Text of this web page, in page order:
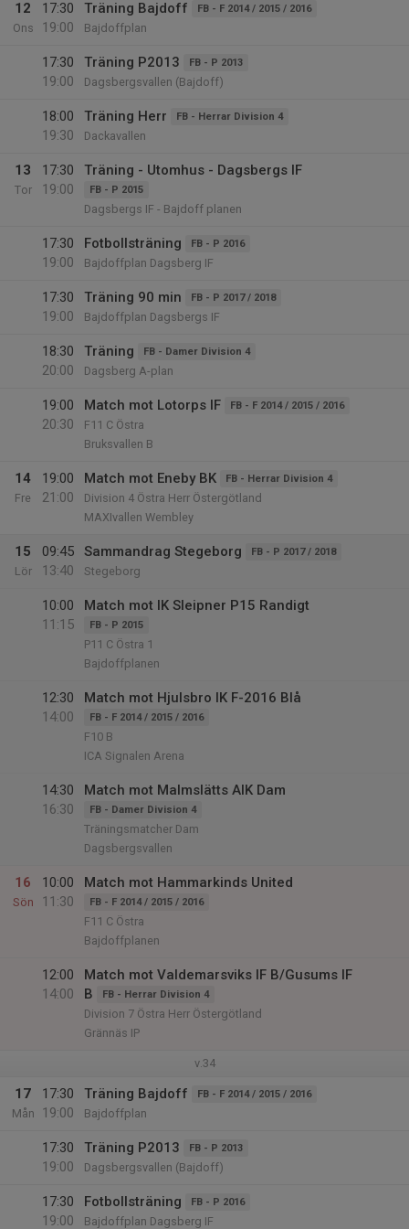
12
Ons
17:30
19:00
Träning Bajdoff FB - F 2014 / 2015 / 2016
Bajdoffplan
17:30
19:00
Träning P2013 FB - P 2013
Dagsbergsvallen (Bajdoff)
18:00
19:30
Träning Herr FB - Herrar Division 4
Dackavallen
13
Tor
17:30
19:00
Träning - Utomhus - Dagsbergs IF
FB - P 2015
Dagsbergs IF - Bajdoff planen
17:30
19:00
Fotbollsträning FB - P 2016
Bajdoffplan Dagsberg IF
17:30
19:00
Träning 90 min FB - P 2017 / 2018
Bajdoffplan Dagsbergs IF
18:30
20:00
Träning FB - Damer Division 4
Dagsberg A-plan
19:00
20:30
Match mot Lotorps IF FB - F 2014 / 2015 / 2016
F11 C Östra
Bruksvallen B
14
Fre
19:00
21:00
Match mot Eneby BK FB - Herrar Division 4
Division 4 Östra Herr Östergötland
MAXIvallen Wembley
15
Lör
09:45
13:40
Sammandrag Stegeborg FB - P 2017 / 2018
Stegeborg
10:00
11:15
Match mot IK Sleipner P15 Randigt
FB - P 2015
P11 C Östra 1
Bajdoffplanen
12:30
14:00
Match mot Hjulsbro IK F-2016 Blå
FB - F 2014 / 2015 / 2016
F10 B
ICA Signalen Arena
14:30
16:30
Match mot Malmslätts AIK Dam
FB - Damer Division 4
Träningsmatcher Dam
Dagsbergsvallen
16
Sön
10:00
11:30
Match mot Hammarkinds United
FB - F 2014 / 2015 / 2016
F11 C Östra
Bajdoffplanen
12:00
14:00
Match mot Valdemarsviks IF B/Gusums IF
B
FB - Herrar Division 4
Division 7 Östra Herr Östergötland
Grännäs IP
v.34
17
Mån
17:30
19:00
Träning Bajdoff FB - F 2014 / 2015 / 2016
Bajdoffplan
17:30
19:00
Träning P2013 FB - P 2013
Dagsbergsvallen (Bajdoff)
17:30
19:00
Fotbollsträning FB - P 2016
Bajdoffplan Dagsberg IF